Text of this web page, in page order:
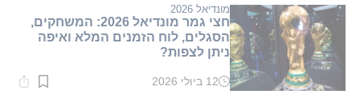
דקות.
מונדיאל 2026
חצי גמר מונדיאל 2026: המשחקים,
הסגלים, לוח הזמנים המלא ואיפה
ניתן לצפות?
זמן12 ביולי 2026